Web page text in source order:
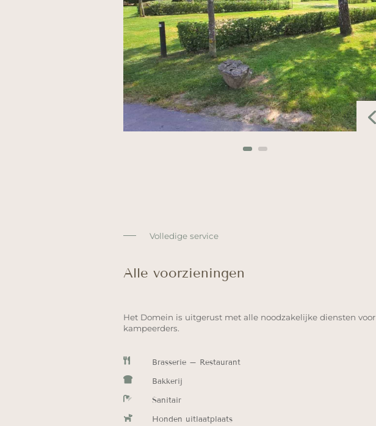
Volledige service
Alle voorzieningen
Het Domein is uitgerust met alle noodzakelijke diensten voor
kampeerders.
 Brasserie – Restaurant
 Bakkerij
 Sanitair
 Honden uitlaatplaats